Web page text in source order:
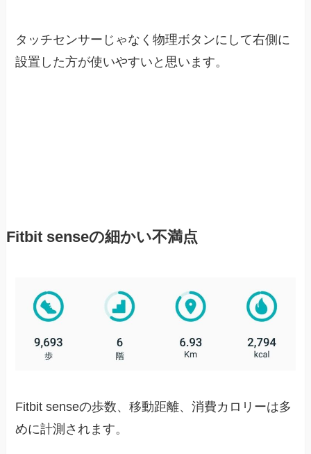
タッチセンサーじゃなく物理ボタンにして右側に
設置した方が使いやすいと思います。
Fitbit senseの細かい不満点
Fitbit senseの歩数、移動距離、消費カロリーは多
めに計測されます。